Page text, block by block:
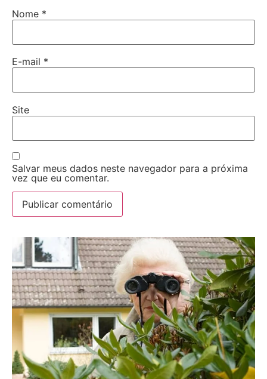
Nome *
E-mail *
Site
Salvar meus dados neste navegador para a próxima
vez que eu comentar.